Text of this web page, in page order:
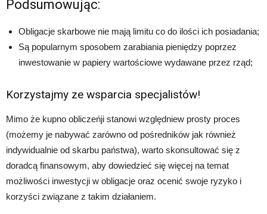
Podsumowując:
Obligacje skarbowe nie mają limitu co do ilości ich posiadania;
Są popularnym sposobem zarabiania pieniędzy poprzez
inwestowanie w papiery wartościowe wydawane przez rząd;
Korzystajmy ze wsparcia specjalistów!
Mimo że kupno obliczeńji stanowi względniew prosty proces
(możemy je nabywać zarówno od pośredników jak również
indywidualnie od skarbu państwa), warto skonsultować się z
doradcą finansowym, aby dowiedzieć się więcej na temat
możliwości inwestycji w obligacje oraz ocenić swoje ryzyko i
korzyści związane z takim działaniem.